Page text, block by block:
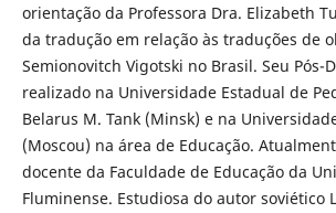
orientação da Professora Dra. Elizabeth
da tradução em relação às traduções de
Semionovitch Vigotski no Brasil. Seu Pós-
realizado na Universidade Estadual de
Belarus M. Tank (Minsk) e na
(Moscou) na área de Educação.
docente da Faculdade de Educação da
Fluminense. Estudiosa do autor soviético